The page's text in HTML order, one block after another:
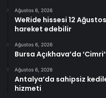
Ağustos 6, 2026
WeRide hissesi 12
hareket edebilir
Ağustos 6, 2026
Bursa Açıkhava’da
Ağustos 6, 2026
Antalya’da sahipsiz
hizmeti